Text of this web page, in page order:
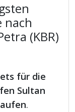
nach
(KBR)
für die
Sultan
.